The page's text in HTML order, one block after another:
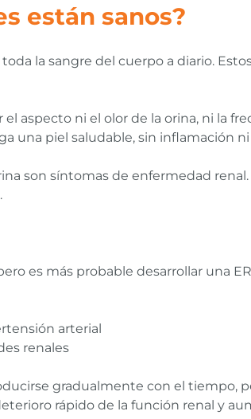
están sanos?
la sangre del cuerpo a diario.
aspecto ni el olor de la orina, ni la
una piel saludable, sin inflamación
son síntomas de enfermedad
es más probable desarrollar una
arterial
renales
gradualmente con el tiempo,
rápido de la función renal y